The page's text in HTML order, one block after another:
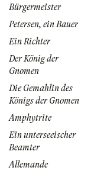
Bürgermeister
Petersen, ein Bauer
Ein Richter
Der König der
Gnomen
Die Gemahlin des
Königs der Gnomen
Amphytrite
Ein unterseeischer
Beamter
Allemande